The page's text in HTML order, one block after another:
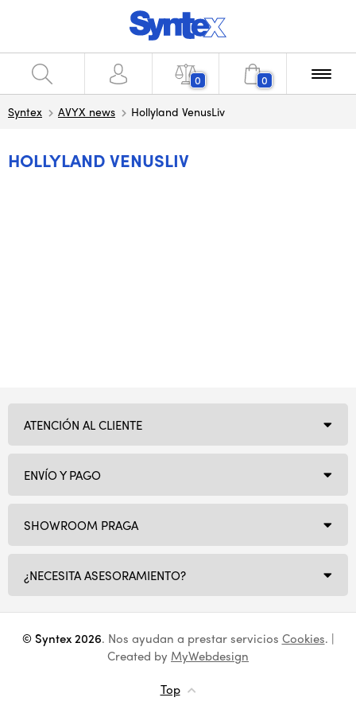
0 0
Syntex AVYX news Hollyland VenusLiv
HOLLYLAND VENUSLIV
SHOWROOM PRAGA
¿NECESITA ASESORAMIENTO?
ATENCIÓN AL CLIENTE
ENVÍO Y PAGO
© Syntex 2026. Nos ayudan a prestar servicios Cookies. |
Created by MyWebdesign
Top